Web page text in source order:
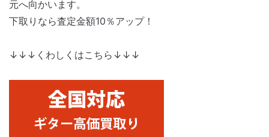
元へ向かいます。
下取りなら査定金額10％アップ！
↓↓↓くわしくはこちら↓↓↓